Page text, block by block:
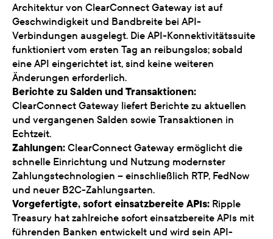
Architektur von ClearConnect Gateway ist auf
Geschwindigkeit und Bandbreite bei API-
Verbindungen ausgelegt. Die API-Konnektivitätssuite
funktioniert vom ersten Tag an reibungslos; sobald
eine API eingerichtet ist, sind keine weiteren
Änderungen erforderlich.
Berichte zu Salden und Transaktionen:
ClearConnect Gateway liefert Berichte zu aktuellen
und vergangenen Salden sowie Transaktionen in
Echtzeit.
Zahlungen: ClearConnect Gateway ermöglicht die
schnelle Einrichtung und Nutzung modernster
Zahlungstechnologien – einschließlich RTP, FedNow
und neuer B2C-Zahlungsarten.
Vorgefertigte, sofort einsatzbereite APIs: Ripple
Treasury hat zahlreiche sofort einsatzbereite APIs mit
führenden Banken entwickelt und wird sein API-